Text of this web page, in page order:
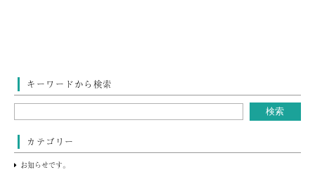
キーワードから検索
カテゴリー
お知らせです。